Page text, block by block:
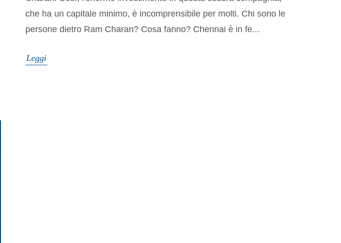
che ha un capitale minimo, è incomprensibile per molti. Chi sono le
persone dietro Ram Charan? Cosa fanno? Chennai è in fe...
Leggi